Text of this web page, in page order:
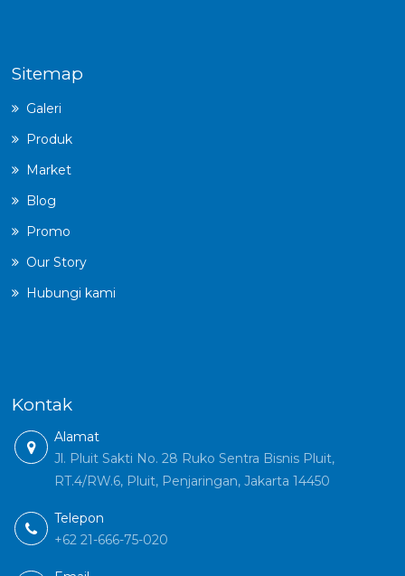
Sitemap
Galeri
Produk
Market
Blog
Promo
Our Story
Hubungi kami
Kontak
Alamat
Jl. Pluit Sakti No. 28 Ruko Sentra Bisnis Pluit,
RT.4/RW.6, Pluit, Penjaringan, Jakarta 14450
Telepon
+62 21-666-75-020